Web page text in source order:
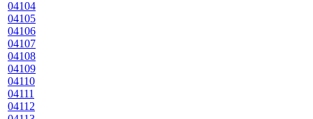
04104
04105
04106
04107
04108
04109
04110
04111
04112